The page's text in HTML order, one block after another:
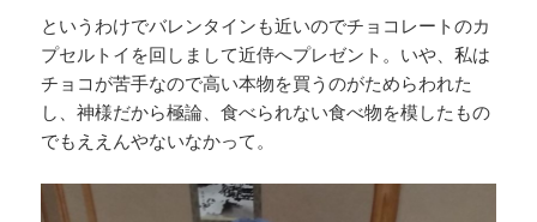
というわけでバレンタインも近いのでチョコレートのカ
プセルトイを回しまして近侍へプレゼント。いや、私は
チョコが苦手なので高い本物を買うのがためらわれた
し、神様だから極論、食べられない食べ物を模したもの
でもええんやないなかって。